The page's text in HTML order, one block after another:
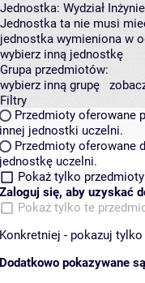
Jednostka: Wydział
Jednostka ta nie musi
jednostka wymieniona w
wybierz inną jednostkę
Grupa przedmiotów:
wybierz inną grupę
Filtry
Przedmioty oferowane
innej jednostki uczelni.
Przedmioty oferowane
jednostkę uczelni.
Pokaż tylko
Zaloguj się, aby uzyskać
Pokaż tylko te
Konkretniej - pokazuj
Dodatkowo pokazywane